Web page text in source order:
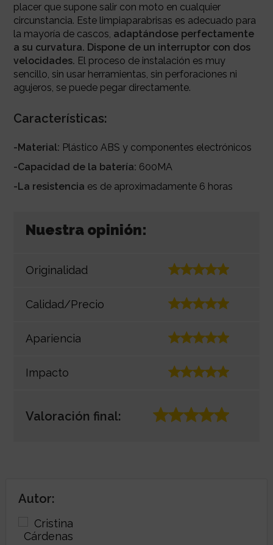
placer que supone salir con moto en cualquier
circunstancia. Este limpiaparabrisas es adecuado para
la mayoría de cascos, adaptándose perfectamente
a su curvatura. Dispone de un interruptor con dos
velocidades. El proceso de instalación es muy
sencillo, sin usar herramientas, sin perforaciones ni
agujeros, se puede pegar directamente.
Características:
-Material: Plástico ABS y componentes electrónicos
-Capacidad de la batería: 600MA
-La resistencia es de aproximadamente 6 horas
Nuestra opinión:
Originalidad
Calidad/Precio
Apariencia
Impacto
Valoración final:
Autor: